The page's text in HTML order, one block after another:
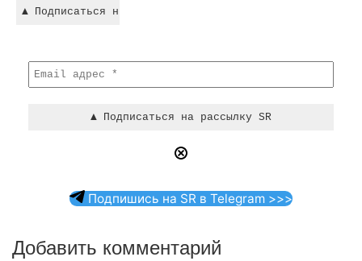
Подпишись на SR в Telegram >>>
Добавить комментарий